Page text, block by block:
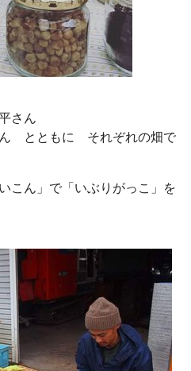
さん
とともに それぞれの畑で
こん」で「いぶりがっこ」を